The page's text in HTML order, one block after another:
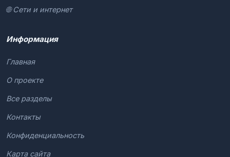
🌐 Сети и интернет
Информация
Главная
О проекте
Все разделы
Контакты
Конфиденциальность
Карта сайта